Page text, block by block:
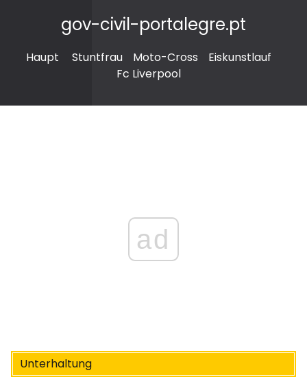
gov-civil-portalegre.pt
Haupt Stuntfrau Moto-Cross
Eiskunstlauf
Fc Liverpool
ad
Unterhaltung